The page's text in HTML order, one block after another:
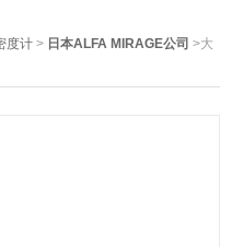
度计 > 日本ALFA MIRAGE公司 >大